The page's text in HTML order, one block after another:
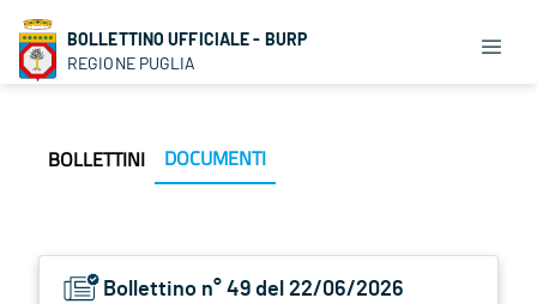
BOLLETTINO UFFICIALE - BURP
REGIONE PUGLIA
BOLLETTINI DOCUMENTI
Bollettino n° 49 del 22/06/2026